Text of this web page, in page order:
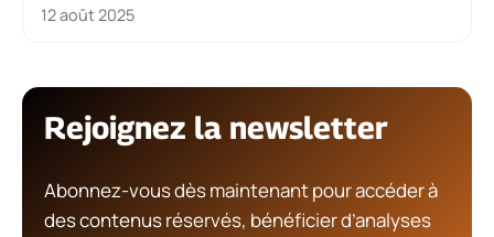
12 août 2025
Rejoignez la newsletter
Abonnez-vous dès maintenant pour accéder à
des contenus réservés, bénéficier d’analyses